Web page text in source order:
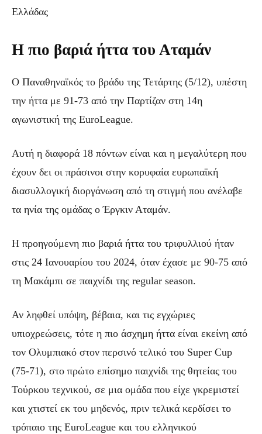
Ελλάδας
Η πιο βαριά ήττα του Αταμάν
Ο Παναθηναϊκός το βράδυ της Τετάρτης (5/12), υπέστη
την ήττα με 91-73 από την Παρτίζαν στη 14η
αγωνιστική της EuroLeague.
Αυτή η διαφορά 18 πόντων είναι και η μεγαλύτερη που
έχουν δει οι πράσινοι στην κορυφαία ευρωπαϊκή
διασυλλογική διοργάνωση από τη στιγμή που ανέλαβε
τα ηνία της ομάδας ο Έργκιν Αταμάν.
Η προηγούμενη πιο βαριά ήττα του τριφυλλιού ήταν
στις 24 Ιανουαρίου του 2024, όταν έχασε με 90-75 από
τη Μακάμπι σε παιχνίδι της regular season.
Αν ληφθεί υπόψη, βέβαια, και τις εγχώριες
υπιοχρεώσεις, τότε η πιο άσχημη ήττα είναι εκείνη από
τον Ολυμπιακό στον περσινό τελικό του Super Cup
(75-71), στο πρώτο επίσημο παιχνίδι της θητείας του
Τούρκου τεχνικού, σε μια ομάδα που είχε γκρεμιστεί
και χτιστεί εκ του μηδενός, πριν τελικά κερδίσει το
τρόπαιο της EuroLeague και του ελληνικού